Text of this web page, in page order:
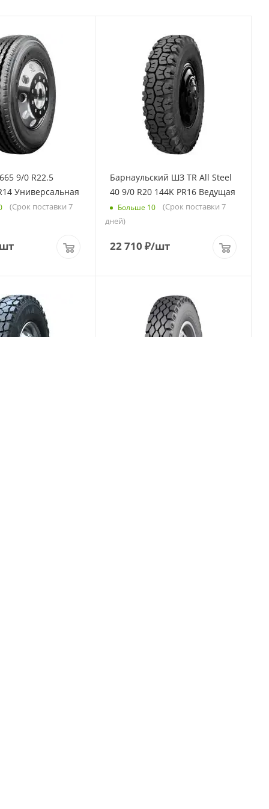
9/0 R22.5
Универсальная
(Срок поставки 7
Барнаульский ШЗ TR All Steel
40 9/0 R20 144K PR16 Ведущая
Больше 10
(Срок поставки 7
дней)
22 710 ₽/шт